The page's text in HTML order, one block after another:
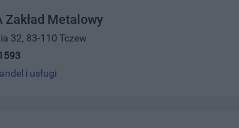
Zakład Metalowy
32, 83-110 Tczew
i usługi